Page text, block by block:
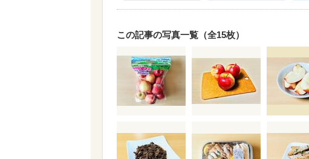
この記事の写真一覧（全15枚）